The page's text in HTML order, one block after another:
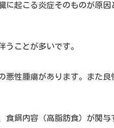
起こる炎症そのものが原
うことが多いです。
性腫瘍があります。また
餌内容（高脂肪食）が関与